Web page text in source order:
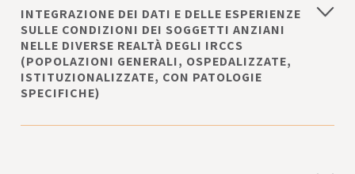
INTEGRAZIONE DEI DATI E DELLE ESPERIENZE
SULLE CONDIZIONI DEI SOGGETTI ANZIANI
NELLE DIVERSE REALTÀ DEGLI IRCCS
(POPOLAZIONI GENERALI, OSPEDALIZZATE,
ISTITUZIONALIZZATE, CON PATOLOGIE
SPECIFICHE)